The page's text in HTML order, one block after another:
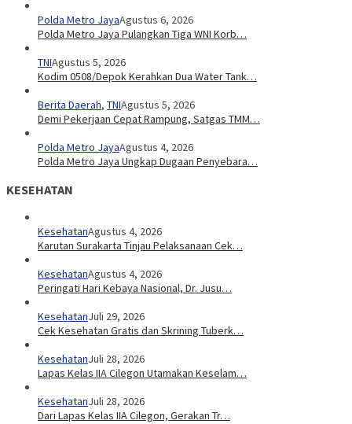
Polda Metro JayaAgustus 6, 2026
Polda Metro Jaya Pulangkan Tiga WNI Korb…
TNIAgustus 5, 2026
Kodim 0508/Depok Kerahkan Dua Water Tank…
Berita Daerah, TNIAgustus 5, 2026
Demi Pekerjaan Cepat Rampung, Satgas TMM…
Polda Metro JayaAgustus 4, 2026
Polda Metro Jaya Ungkap Dugaan Penyebara…
KESEHATAN
KesehatanAgustus 4, 2026
Karutan Surakarta Tinjau Pelaksanaan Cek…
KesehatanAgustus 4, 2026
Peringati Hari Kebaya Nasional, Dr. Jusu…
KesehatanJuli 29, 2026
Cek Kesehatan Gratis dan Skrining Tuberk…
KesehatanJuli 28, 2026
Lapas Kelas IIA Cilegon Utamakan Keselam…
KesehatanJuli 28, 2026
Dari Lapas Kelas IIA Cilegon, Gerakan Tr…